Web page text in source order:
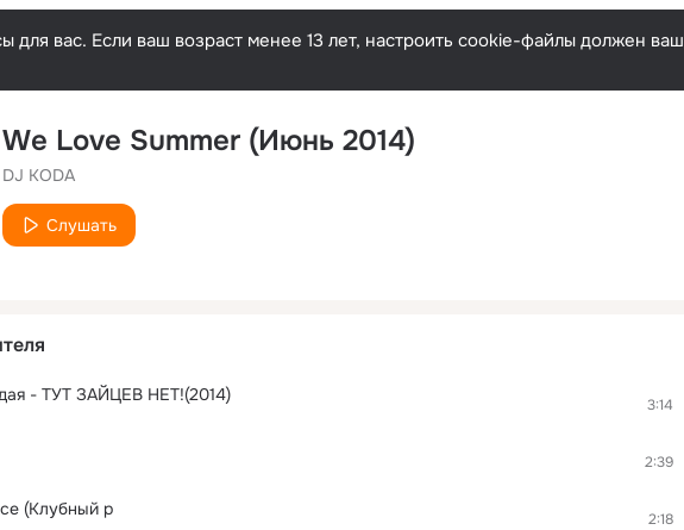
вас. Если ваш возраст менее 13 лет, настроить cookie-файлы должен ваш
We Love Summer (Июнь 2014)
DJ KODA
Слушать
- ТУТ ЗАЙЦЕВ НЕТ!(2014) 3:14
2:39
(Клубный р 2:18